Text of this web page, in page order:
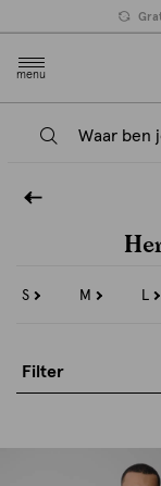
menu
S
Refine
M
Refine
L
Filter